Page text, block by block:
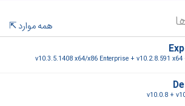
همه موارد
v10.3.5.1408 x64/x86 Enterprise + v10.2.8.591
v10.0.8 +